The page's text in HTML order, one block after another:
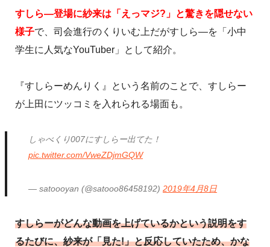
すしら―登場に紗来は「えっマジ?」と驚きを隠せない
様子で、司会進行のくりいむ上だがすしら―を「小中
学生に人気なYouTuber」として紹介。
『すしらーめんりく』という名前のことで、すしらー
が上田にツッコミを入れられる場面も。
しゃべくり007にすしらー出てた！
pic.twitter.com/VweZDjmGQW
— satoooyan (@satooo86458192)2019年4月8日
すしらーがどんな動画を上げているかという説明をす
るたびに、紗来が「見た!」と反応していたため、かな